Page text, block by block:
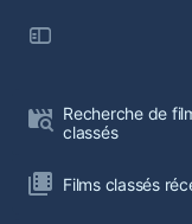
Recherche de
classés
Films classés